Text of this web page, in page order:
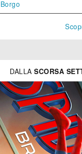
Borgo
DALLASCORSA